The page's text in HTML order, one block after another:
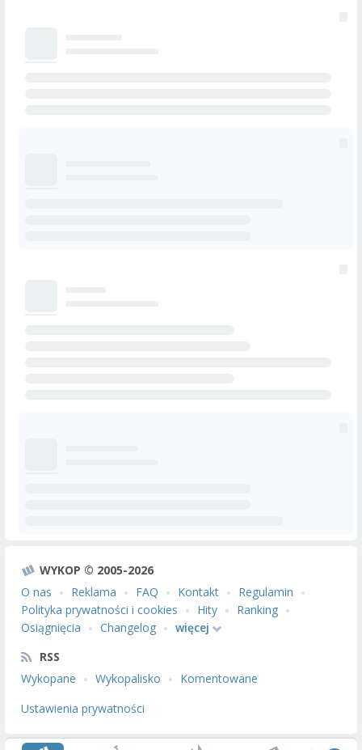
WYKOP © 2005-2026
O nas
Reklama FAQ Kontakt
Regulamin
Polityka prywatności i cookies
Hity
Ranking
Osiągnięcia
Changelog
więcej
RSS
Wykopane
Wykopalisko
Komentowane
Ustawienia prywatności